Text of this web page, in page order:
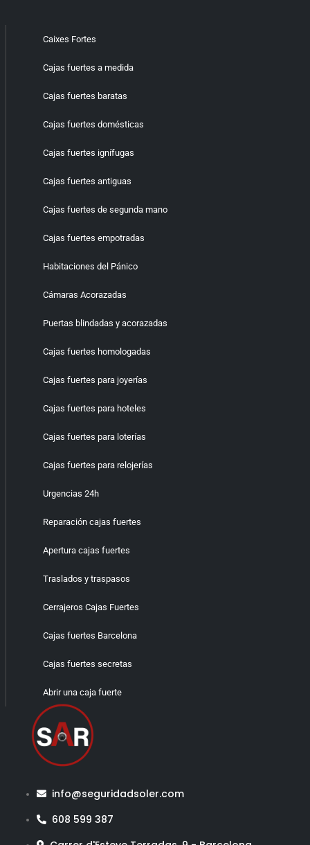
info@seguridadsoler.com
608 599 387
Caixes Fortes
Cajas fuertes a medida
Cajas fuertes baratas
Cajas fuertes domésticas
Cajas fuertes ignífugas
Cajas fuertes antiguas
Cajas fuertes de segunda mano
Cajas fuertes empotradas
Habitaciones del Pánico
Cámaras Acorazadas
Puertas blindadas y acorazadas
Cajas fuertes homologadas
Cajas fuertes para joyerías
Cajas fuertes para hoteles
Cajas fuertes para loterías
Cajas fuertes para relojerías
Urgencias 24h
Reparación cajas fuertes
Apertura cajas fuertes
Traslados y traspasos
Cerrajeros Cajas Fuertes
Cajas fuertes Barcelona
Cajas fuertes secretas
Abrir una caja fuerte